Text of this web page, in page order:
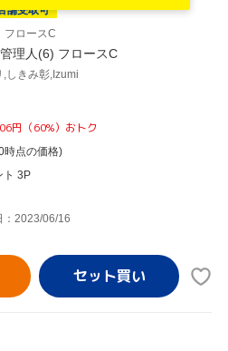
舗受取可
フロースC
理人(6) フロースC
,しきみ彰,Izumi
円（60%）おトク
時点の価格)
ト 3P
：2023/06/16